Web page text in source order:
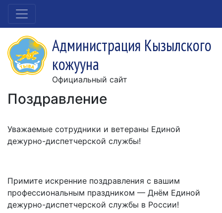
Администрация Кызылского
кожууна
Официальный сайт
Поздравление
Уважаемые сотрудники и ветераны Единой
дежурно-диспетчерской службы!
Примите искренние поздравления с вашим
профессиональным праздником — Днём Единой
дежурно-диспетчерской службы в России!